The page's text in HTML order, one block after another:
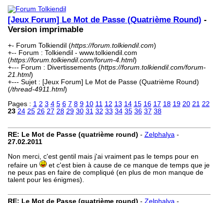
[Jeux Forum] Le Mot de Passe (Quatrième Round) -
Version imprimable
+- Forum Tolkiendil (https://forum.tolkiendil.com)
+-- Forum : Tolkiendil - www.tolkiendil.com
(https://forum.tolkiendil.com/forum-4.html)
+--- Forum : Divertissements (https://forum.tolkiendil.com/forum-
21.html)
+--- Sujet : [Jeux Forum] Le Mot de Passe (Quatrième Round)
(/thread-4911.html)
Pages : 1 2 3 4 5 6 7 8 9 10 11 12 13 14 15 16 17 18 19 20 21 22
23 24 25 26 27 28 29 30 31 32 33 34 35 36 37 38
RE: Le Mot de Passe (quatrième round) - Zelphalya-
27.02.2011
Non merci, c'est gentil mais j'ai vraiment pas le temps pour en
refaire un
et c'est bien à cause de ce manque de temps que je
ne peux pas en faire de compliqué (en plus de mon manque de
talent pour les énigmes).
RE: Le Mot de Passe (quatrième round) - Zelphalya-